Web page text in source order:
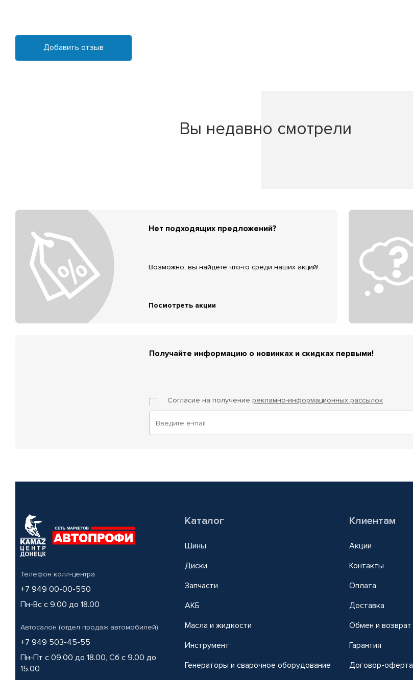
Добавить отзыв
Вы недавно смотрели
Нет подходящих предложений?
Возможно, вы найдёте что-то среди наших акций!
Посмотреть акции
Получайте информацию о новинках и скидках первыми!
Согласие на получение рекламно-информационных рассылок
Телефон колл-центра
+7 949 00-00-550
Пн-Вс с 9.00 до 18.00
Автосалон (отдел продаж автомобилей)
+7 949 503-45-55
Пн-Пт с 09.00 до 18.00, Сб с 9.00 до
15.00
Каталог
Шины
Диски
Запчасти
АКБ
Масла и жидкости
Инструмент
Генераторы и сварочное оборудование
Клиентам
Акции
Контакты
Оплата
Доставка
Обмен и возврат
Гарантия
Договор-оферта